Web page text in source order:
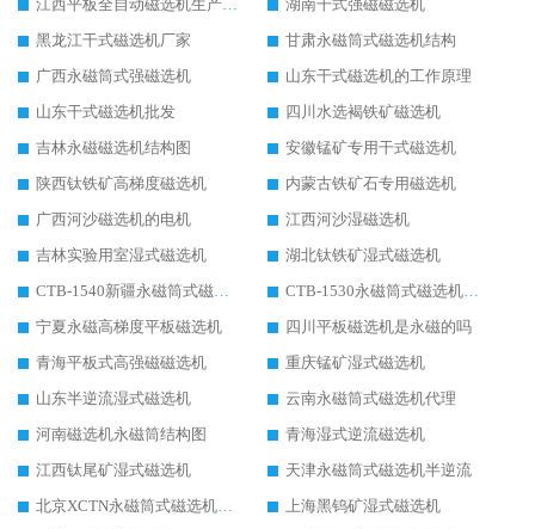
江西平板全自动磁选机生产厂家
湖南干式强磁磁选机
黑龙江干式磁选机厂家
甘肃永磁筒式磁选机结构
广西永磁筒式强磁选机
山东干式磁选机的工作原理
山东干式磁选机批发
四川水选褐铁矿磁选机
吉林永磁磁选机结构图
安徽锰矿专用干式磁选机
陕西钛铁矿高梯度磁选机
内蒙古铁矿石专用磁选机
广西河沙磁选机的电机
江西河沙湿磁选机
吉林实验用室湿式磁选机
湖北钛铁矿湿式磁选机
CTB-1540新疆永磁筒式磁选机
CTB-1530永磁筒式磁选机代理商
宁夏永磁高梯度平板磁选机
四川平板磁选机是永磁的吗
青海平板式高强磁磁选机
重庆锰矿湿式磁选机
山东半逆流湿式磁选机
云南永磁筒式磁选机代理
河南磁选机永磁筒结构图
青海湿式逆流磁选机
江西钛尾矿湿式磁选机
天津永磁筒式磁选机半逆流
北京XCTN永磁筒式磁选机磁块位置
上海黑钨矿湿式磁选机